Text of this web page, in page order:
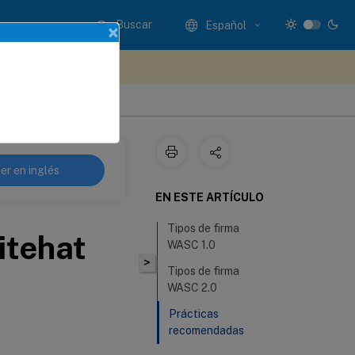
Buscar Español
en inglés
>
EN ESTE ARTÍCULO
Tipos de firma
WASC 1.0
Tipos de firma
WASC 2.0
Prácticas
recomendadas
×